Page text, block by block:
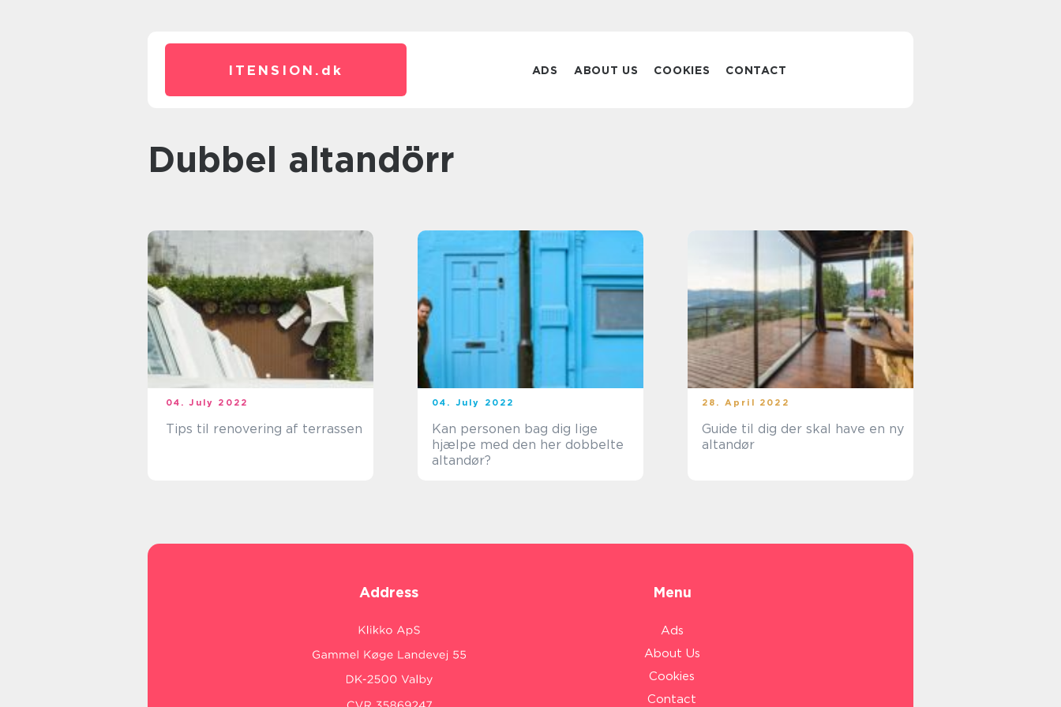
ITENSION. dk ADS ABOUT US COOKIES CONTACT
Dubbel altandörr
04. July 2022
Tips til renovering af terrassen
04. July 2022
Kan personen bag dig lige
hjælpe med den her dobbelte
altandør?
28. April 2022
Guide til dig der skal have en ny
altandør
Address Menu
Ads
About Us
Cookies
Contact